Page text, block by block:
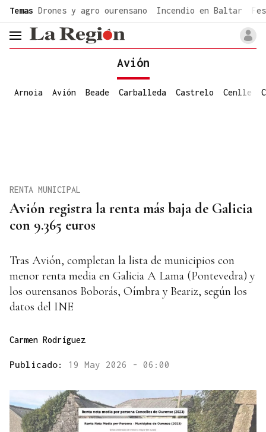
Temas Drones y agro ourensano Incendio en Baltar
header.menu.open
Avión
Arnoia Avión Beade Carballeda Castrelo Cenlle
Avión registra la renta más baja de Galicia
con 9.365 euros
RENTA MUNICIPAL
Tras Avión, completan la lista de municipios con
menor renta media en Galicia A Lama (Pontevedra) y
los ourensanos Boborás, Oímbra y Beariz, según los
datos del INE
Carmen Rodríguez
Publicado: 19 May 2026 - 06:00